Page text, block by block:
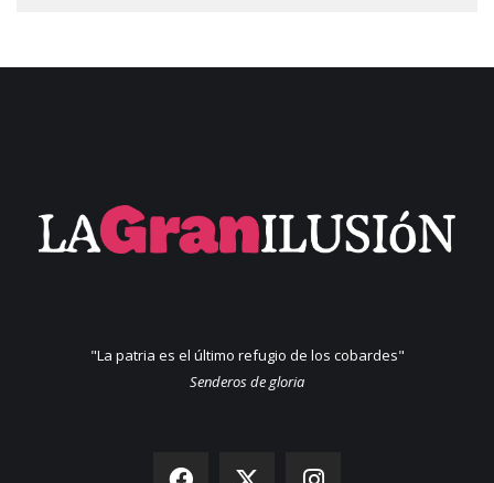
"La patria es el último refugio de los cobardes"
Senderos de gloria